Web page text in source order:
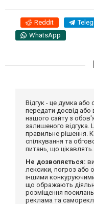
Reddit
WhatsApp
Відгук - це думка
передати досвід
нашого сайту з
залишеного
правильне рішення.
спілкування та
питань, що цікавлять.
Не дозволяється:
лексики, погроз або
іншими
що ображають
розміщення посилань
реклама та